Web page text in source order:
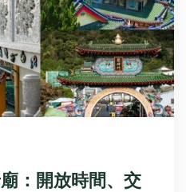
：開放時間、交